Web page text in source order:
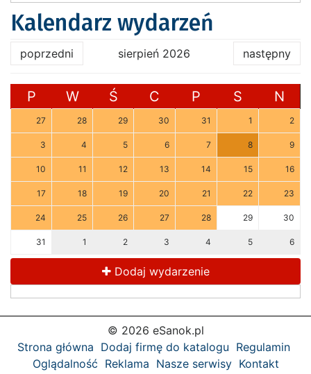
Kalendarz wydarzeń
poprzedni sierpień 2026 następny
P W Ś C P S N
27 28 29 30 31 1 2
3 4 5 6 7 8 9
10 11 12 13 14 15 16
17 18 19 20 21 22 23
24 25 26 27 28 29 30
31 1 2 3 4 5 6
Dodaj wydarzenie
© 2026 eSanok.pl
Strona główna Dodaj firmę do katalogu Regulamin
Oglądalność Reklama Nasze serwisy Kontakt